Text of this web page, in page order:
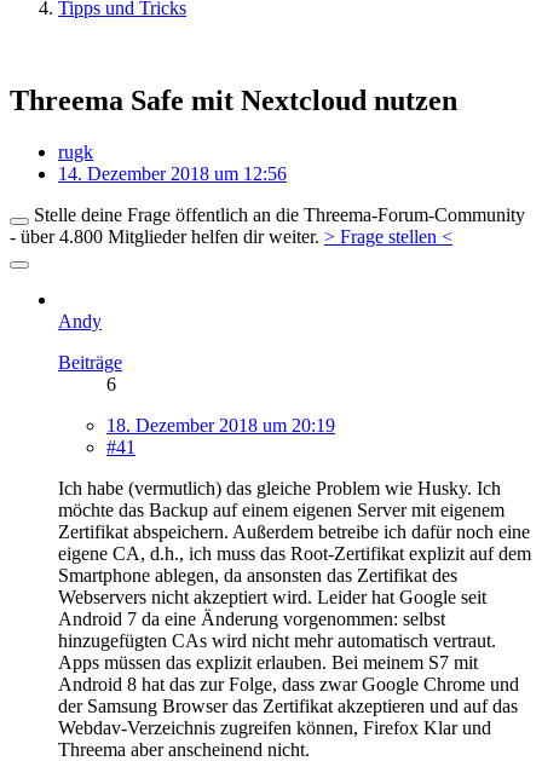
Tipps und Tricks
Threema Safe mit Nextcloud nutzen
rugk
14. Dezember 2018 um 12:56
Stelle deine Frage öffentlich an die Threema-Forum-Community
- über 4.800 Mitglieder helfen dir weiter. > Frage stellen <
Andy
Beiträge
6
18. Dezember 2018 um 20:19
#41
Ich habe (vermutlich) das gleiche Problem wie Husky. Ich
möchte das Backup auf einem eigenen Server mit eigenem
Zertifikat abspeichern. Außerdem betreibe ich dafür noch eine
eigene CA, d.h., ich muss das Root-Zertifikat explizit auf dem
Smartphone ablegen, da ansonsten das Zertifikat des
Webservers nicht akzeptiert wird. Leider hat Google seit
Android 7 da eine Änderung vorgenommen: selbst
hinzugefügten CAs wird nicht mehr automatisch vertraut.
Apps müssen das explizit erlauben. Bei meinem S7 mit
Android 8 hat das zur Folge, dass zwar Google Chrome und
der Samsung Browser das Zertifikat akzeptieren und auf das
Webdav-Verzeichnis zugreifen können, Firefox Klar und
Threema aber anscheinend nicht.